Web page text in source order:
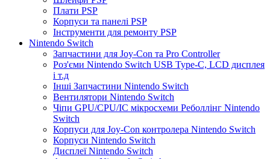
Плати PSP
Корпуси та панелі PSP
Інструменти для ремонту PSP
Nintendo Switch
Запчастини для Joy-Con та Pro Controller
Роз'єми Nintendo Switch USB Type-C, LCD дисплея
і т.д
Інші Запчастини Nintendo Switch
Вентилятори Nintendo Switch
Чіпи GPU/CPU/IC мікросхеми Реболлінг Nintendo
Switch
Корпуси для Joy-Con контролера Nintendo Switch
Корпуси Nintendo Switch
Дисплеї Nintendo Switch